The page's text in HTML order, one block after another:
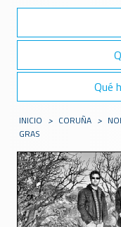
Qué
INICIO > CORUÑA >
GRAS